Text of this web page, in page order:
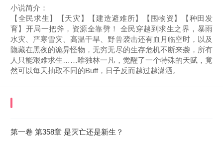
小说简介：
【全民求生】【天灾】【建造避难所】【囤物资】【种田发
育】开局一把斧，资源全靠劈！ 全民穿越到求生之界，暴雨
水灾、严寒雪灾、高温干旱、野兽袭击还有血月临空时，以及
隐藏在黑夜的诡异怪物，无穷无尽的生存危机不断来袭，所有
人只能艰难求生……唯独林一凡，觉醒了一个特殊的天赋，竟
然可以每天抽取不同的Buff，日子反而越过越潇洒。
第一卷 第358章 是灭亡还是新生？